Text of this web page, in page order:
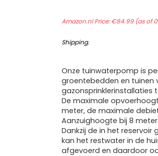
Amazon.nl Price:€84.99(as of
Shipping.
Onze tuinwaterpomp is
groentebedden en tuinen
gazonsprinklerinstallaties
De maximale
meter, de maximale
Aanzuighoogte bij 8 meter
Dankzij de in het
kan het restwater in de
afgevoerd en daardoor